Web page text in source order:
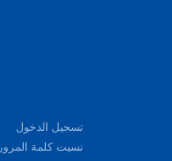
تسجيل الدخول
نسيت كلمة المرور